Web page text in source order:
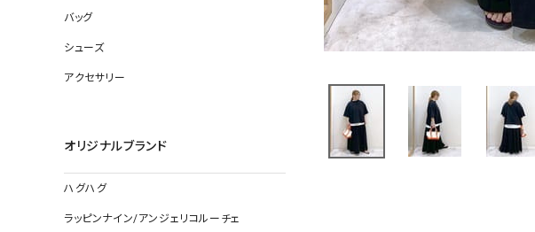
ソックス
その他雑貨
バッグ
シューズ
アクセサリー
オリジナルブランド
ハグハグ
ラッピンナイン/アンジェリコルーチェ